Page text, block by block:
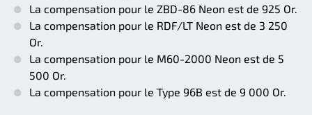
La compensation pour le ZBD-86 Neon est de 925 Or.
La compensation pour le RDF/LT Neon est de 3 250
Or.
La compensation pour le M60-2000 Neon est de 5
500 Or.
La compensation pour le Type 96B est de 9 000 Or.